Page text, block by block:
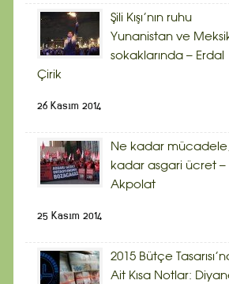
Şili Kışı’nın ruhu
Yunanistan ve
sokaklarında – Erdal
Çirik
26 Kasım 2014
Ne kadar
kadar asgari ücret –
Akpolat
25 Kasım 2014
2015 Bütçe
Ait Kısa Notlar: